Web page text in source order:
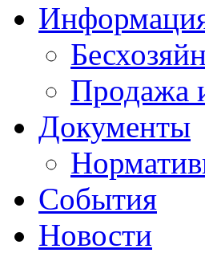
Продажа
Документы
События
Новости